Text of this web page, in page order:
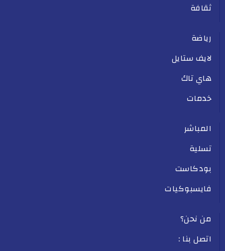
ثقافة
رياضة
لايف ستايل
هاي تاك
خدمات
المباشر
تسلية
بودكاست
فايسبوكيات
من نحن؟
اتصل بنا :